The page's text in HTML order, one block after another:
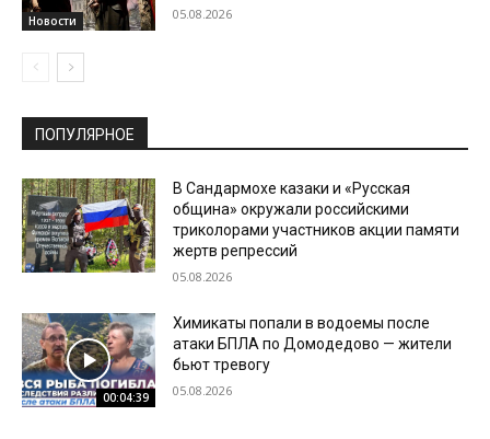
Новости 05.08.2026
ПОПУЛЯРНОЕ
В Сандармохе казаки и «Русская
община» окружали российскими
триколорами участников акции памяти
жертв репрессий
05.08.2026
00:04:39
Химикаты попали в водоемы после
атаки БПЛА по Домодедово — жители
бьют тревогу
05.08.2026